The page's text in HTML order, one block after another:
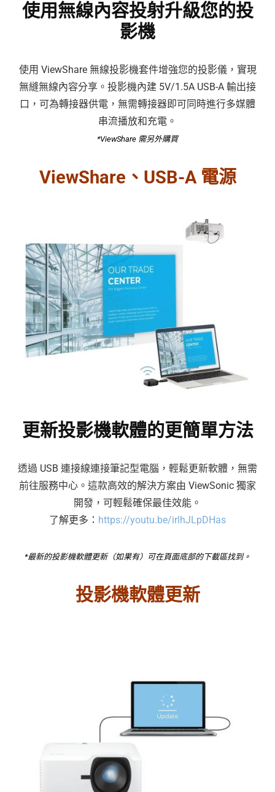
使用無線內容投射升級您的投
影機
使用 ViewShare 無線投影機套件增強您的投影儀，實現
無縫無線內容分享。投影機內建 5V/1.5A USB-A 輸出接
口，可為轉接器供電，無需轉接器即可同時進行多媒體
串流播放和充電。
*ViewShare 需另外購買
ViewShare、USB-A 電源
更新投影機軟體的更簡單方法
透過 USB 連接線連接筆記型電腦，輕鬆更新軟體，無需
前往服務中心。這款高效的解決方案由 ViewSonic 獨家
開發，可輕鬆確保最佳效能。
了解更多： https://youtu.be/irlhJLpDHas
*最新的投影機軟體更新（如果有）可在頁面底部的下載區找到。
投影機軟體更新